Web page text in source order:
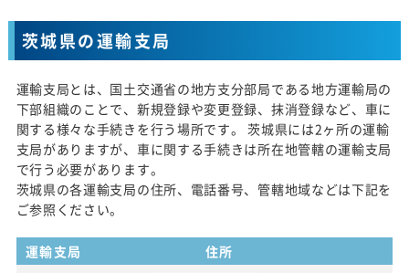
茨城県の運輸支局
運輸支局とは、国土交通省の地方支分部局である地方運輸局の
下部組織のことで、新規登録や変更登録、抹消登録など、車に
関する様々な手続きを行う場所です。 茨城県には2ヶ所の運輸
支局がありますが、車に関する手続きは所在地管轄の運輸支局
で行う必要があります。
茨城県の各運輸支局の住所、電話番号、管轄地域などは下記を
ご参照ください。
運輸支局 住所